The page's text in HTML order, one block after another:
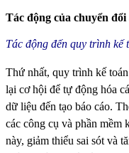
Tác động của chuyển
Tác động đến quy trình kế
Thứ nhất, quy trình kế
lại cơ hội để tự động hóa
dữ liệu đến tạo báo cáo.
các công cụ và phần mềm
này, giảm thiểu sai sót và